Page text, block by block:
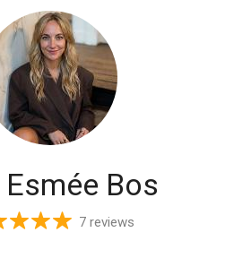
Esmée Bos
7 reviews